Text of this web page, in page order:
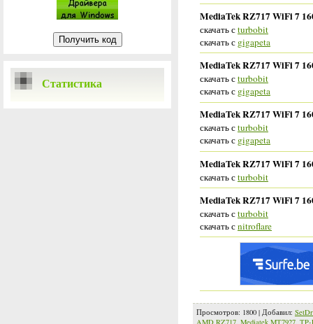
Статистика
MediaTek RZ717 WiFi 7
скачать сturbobit
скачать с gigapeta
MediaTek RZ717 WiFi 7
скачать сturbobit
скачать с gigapeta
MediaTek RZ717 WiFi 7
скачать сturbobit
скачать с gigapeta
MediaTek RZ717 WiFi 7
скачать сturbobit
MediaTek RZ717 WiFi 7
скачать сturbobit
скачать сnitroflare
Просмотров: 1800 | Добавил: